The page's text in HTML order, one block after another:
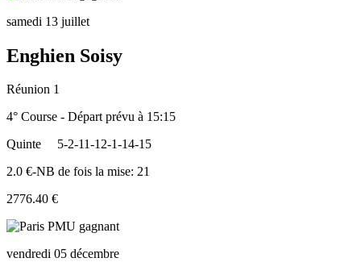
samedi 13 juillet
Enghien Soisy
Réunion 1
4° Course - Départ prévu à 15:15
Quinte
5-2-11-12-1-14-15
2.0 €-NB de fois la mise: 21
2776.40 €
vendredi 05 décembre